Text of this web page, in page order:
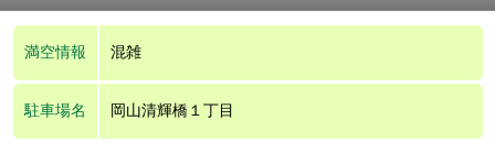
満空情報 混雑
駐車場名 岡山清輝橋１丁目